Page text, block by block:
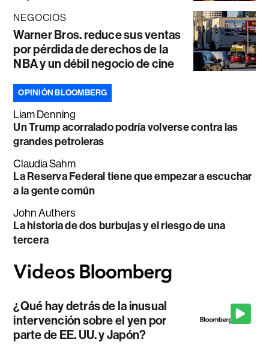
NEGOCIOS
Warner Bros. reduce sus ventas
por pérdida de derechos de la
NBA y un débil negocio de cine
OPINIÓN BLOOMBERG
Liam Denning
Un Trump acorralado podría volverse contra las
grandes petroleras
Claudia Sahm
La Reserva Federal tiene que empezar a escuchar
a la gente común
John Authers
La historia de dos burbujas y el riesgo de una
tercera
¿Qué hay detrás de la inusual
intervención sobre el yen por
parte de EE. UU. y Japón?